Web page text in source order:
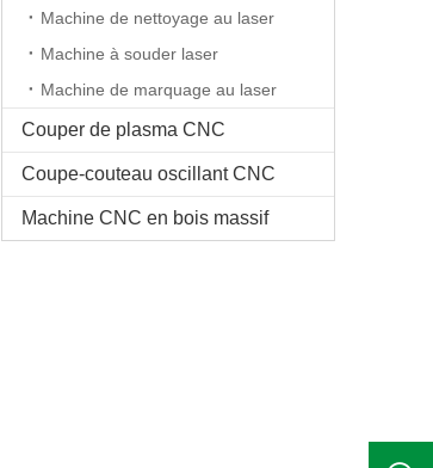
Machine de nettoyage au laser
Machine à souder laser
Machine de marquage au laser
Couper de plasma CNC
Coupe-couteau oscillant CNC
Machine CNC en bois massif